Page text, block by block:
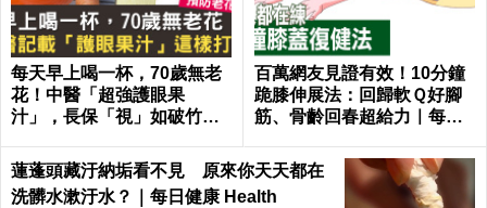
每天早上喝一杯，70歲無老
花！中醫「超強護眼果
汁」，長保「視」如破竹好
百萬網友見證有效！10分鐘
跪膝伸展法：回歸軟Ｑ好腳
筋、骨齡回春超給力｜每日
蓮蓬頭藏汙納垢看不見 原來你天天都在
洗髒水漱汙水？｜每日健康 Health